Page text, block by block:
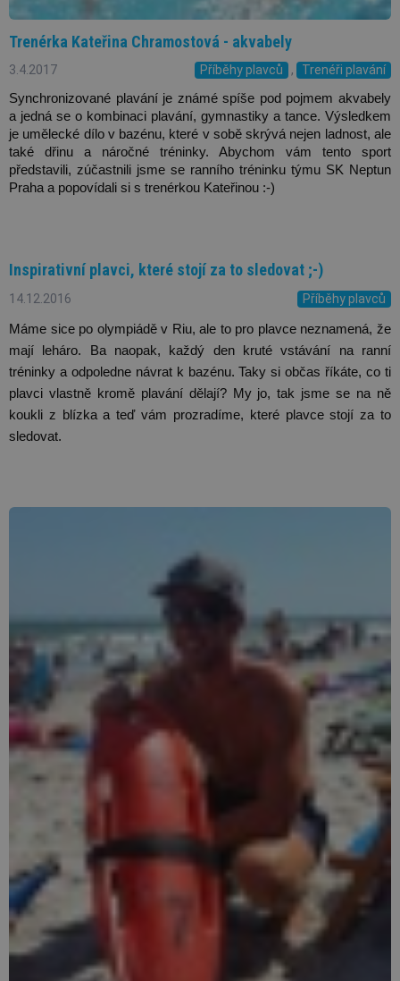
Trenérka Kateřina Chramostová - akvabely
3.4.2017 Příběhy plavců ,
Trenéři plavání
Synchronizované plavání je známé spíše pod pojmem akvabely
a jedná se o kombinaci plavání, gymnastiky a tance. Výsledkem
je umělecké dílo v bazénu, které v sobě skrývá nejen ladnost, ale
také dřinu a náročné tréninky. Abychom vám tento sport
představili, zúčastnili jsme se ranního tréninku týmu SK Neptun
Praha a popovídali si s trenérkou Kateřinou :-)
Inspirativní plavci, které stojí za to sledovat ;-)
14.12.2016 Příběhy plavců
Máme sice po olympiádě v Riu, ale to pro plavce neznamená, že
mají leháro. Ba naopak, každý den kruté vstávání na ranní
tréninky a odpoledne návrat k bazénu. Taky si občas říkáte, co ti
plavci vlastně kromě plavání dělají? My jo, tak jsme se na ně
koukli z blízka a teď vám prozradíme, které plavce stojí za to
sledovat.